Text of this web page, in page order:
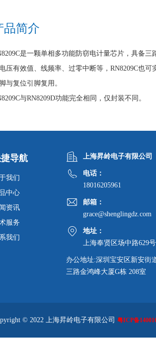
品简介
是一颗单相多功能防窃电计量芯片，具备
压有效值、线频率、过零中断等，RN8209C也
与复位引脚复用。
与RN8209D功能完全相同，仅封装不同。
导航
我们
中心
资讯
服务
我们
上海昇岭电子有限公司
电话：
18016205961
邮箱：
grace@shenglingdz.com
地址：
上海奉贤区场中路629号
办公地址:深圳宝安区新安街
三路金鸿峰大厦G栋 208室
© 2022 上海昇岭电子有限公司 粤ICP备